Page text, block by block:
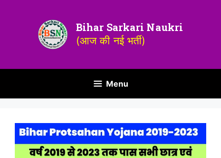
Bihar Sarkari Naukri
(आज की नई भर्ती)
Menu